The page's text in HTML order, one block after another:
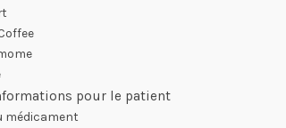
pour le patient
médicament